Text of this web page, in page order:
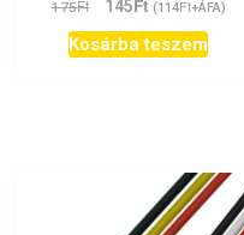
175Ft
Original
price
was:
145FtCurrent
price
is:
(114Ft+ÁFA)
Kosárba teszem